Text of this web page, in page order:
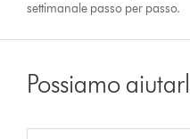
settimanale passo per passo.
Possiamo